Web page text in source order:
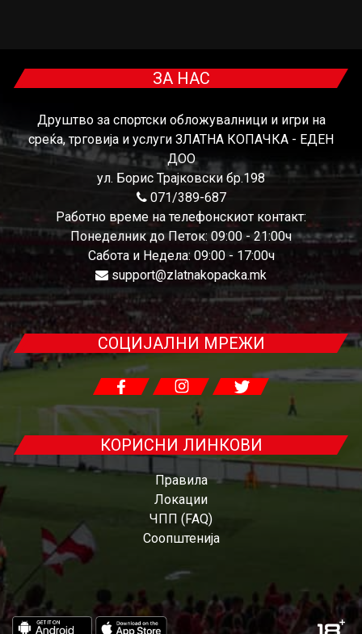
ЗА НАС
Друштво за спортски обложувалници и игри на
среќа, трговија и услуги ЗЛАТНА КОПАЧКА - ЕДЕН
ДОО
ул. Борис Трајковски бр.198
071/389-687
Работно време на телефонскиот контакт:
Понеделник до Петок: 09:00 - 21:00ч
Сабота и Недела: 09:00 - 17:00ч
support@zlatnakopacka.mk
СОЦИЈАЛНИ МРЕЖИ
КОРИСНИ ЛИНКОВИ
Правила
Локации
ЧПП (FAQ)
Соопштенија